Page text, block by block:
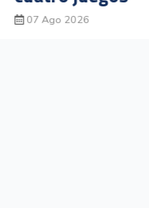
06 Ago 2026